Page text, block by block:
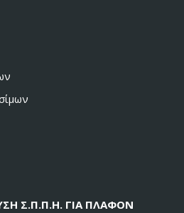
Σ.Π.Π.Η. ΓΙΑ ΠΛΑΦΟΝ